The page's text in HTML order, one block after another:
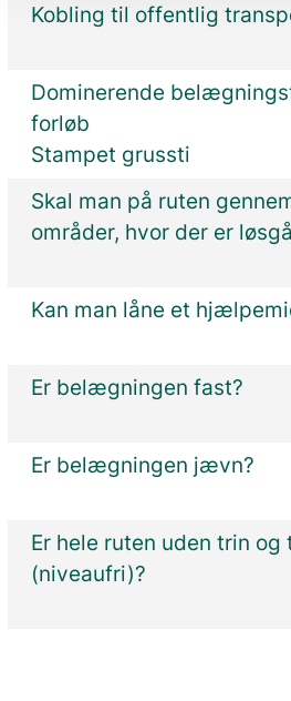
Kobling til offentlig
Dominerende
forløb
Stampet grussti
Skal man på ruten
områder, hvor der er
Kan man låne et
Er belægningen fast?
Er belægningen jævn?
Er hele ruten uden trin og
(niveaufri)?